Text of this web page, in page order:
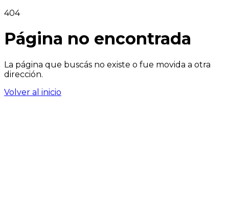
404
Página no encontrada
La página que buscás no existe o fue movida a otra
dirección.
Volver al inicio